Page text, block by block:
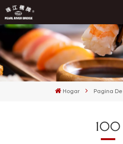
English
español
Hogar Pagina
100